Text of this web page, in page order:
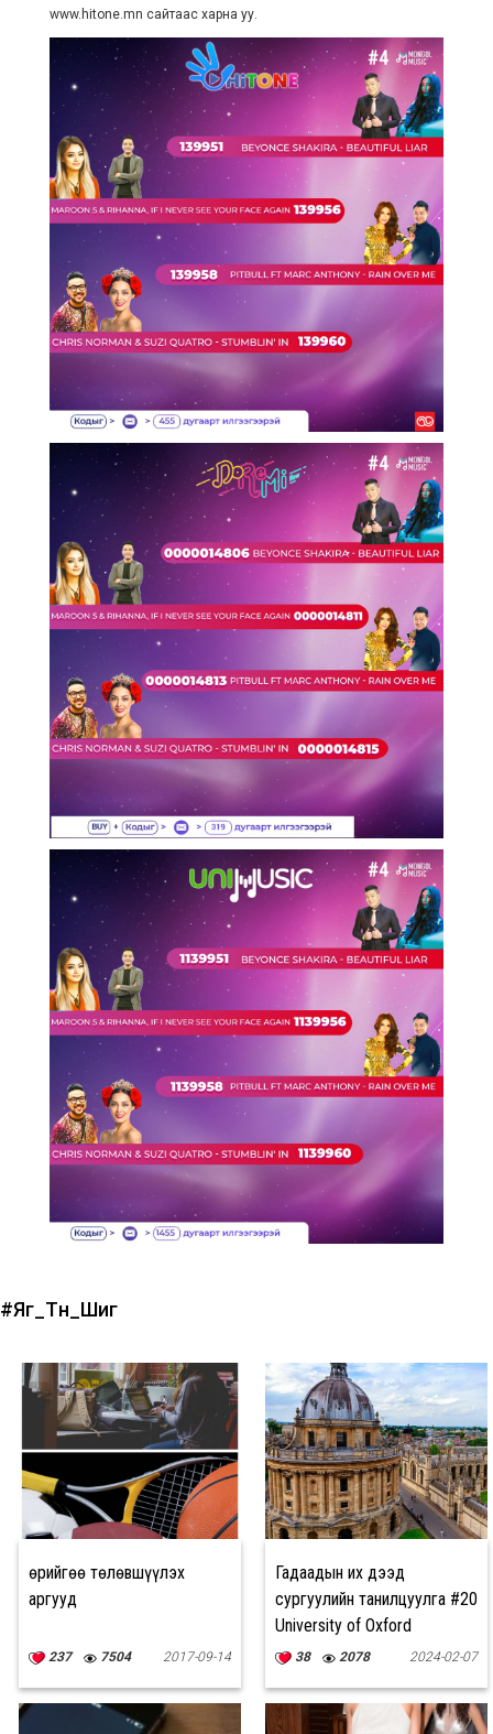
www.hitone.mn сайтаас харна уу.
#Яг_Түүн_Шиг
Өөрийгөө төлөвшүүлэх
аргууд
237 7504 2017-09-14
Гадаадын их дээд
сургуулийн танилцуулга #20
University of Oxford
38 2078 2024-02-07